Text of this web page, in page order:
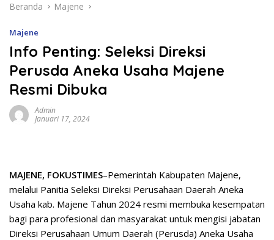
Beranda Majene
Majene
Info Penting: Seleksi Direksi
Perusda Aneka Usaha Majene
Resmi Dibuka
Admin
Januari 17, 2024
MAJENE, FOKUSTIMES–Pemerintah Kabupaten Majene,
melalui Panitia Seleksi Direksi Perusahaan Daerah Aneka
Usaha kab. Majene Tahun 2024 resmi membuka kesempatan
bagi para profesional dan masyarakat untuk mengisi jabatan
Direksi Perusahaan Umum Daerah (Perusda) Aneka Usaha